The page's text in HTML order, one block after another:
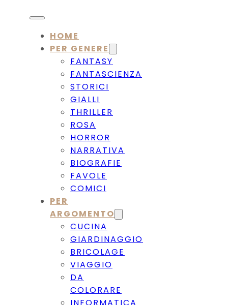
HOME
PER GENERE
FANTASY
FANTASCIENZA
STORICI
GIALLI
THRILLER
ROSA
HORROR
NARRATIVA
BIOGRAFIE
FAVOLE
COMICI
PER
ARGOMENTO
CUCINA
GIARDINAGGIO
BRICOLAGE
VIAGGIO
DA
COLORARE